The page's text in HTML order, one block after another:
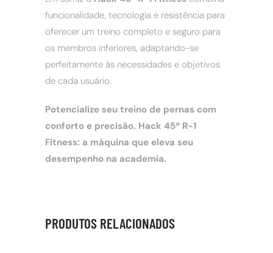
funcionalidade, tecnologia e resistência para
oferecer um treino completo e seguro para
os membros inferiores, adaptando-se
perfeitamente às necessidades e objetivos
de cada usuário.
Potencialize seu treino de pernas com
conforto e precisão. Hack 45º R-1
Fitness: a máquina que eleva seu
desempenho na academia.
PRODUTOS RELACIONADOS